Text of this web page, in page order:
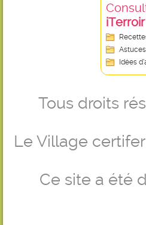
iTerroir
Idées
Tous droits
Le Village
Ce site a été